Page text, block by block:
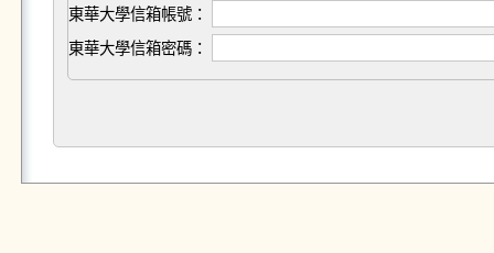
東華大學信箱帳號：
東華大學信箱密碼：